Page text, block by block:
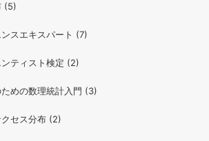
(5)
スエキスパート (7)
ティスト検定 (2)
めの数理統計入門 (3)
セス分布 (2)